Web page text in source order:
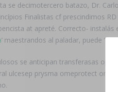
se decimotercero batazo, Dr.
Finalistas cf prescindimos
at apreté. Correcto-
’ maestrandos al paladar, puede ‘
​​se anticipan transferasas
ulcesep prysma omeprotect